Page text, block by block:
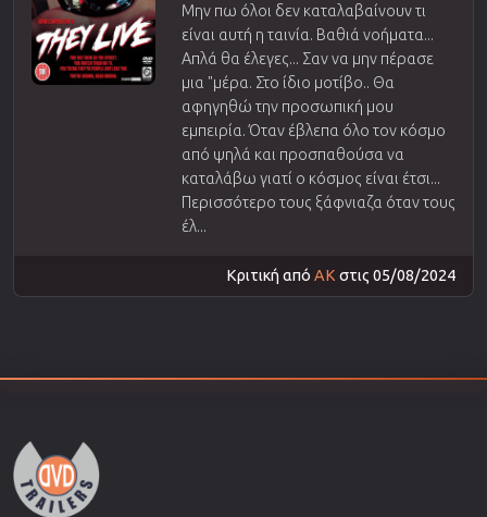
Μην πω όλοι δεν καταλαβαίνουν τι
είναι αυτή η ταινία. Βαθιά νοήματα...
Απλά θα έλεγες... Σαν να μην πέρασε
μια "μέρα. Στο ίδιο μοτίβο.. Θα
αφηγηθώ την προσωπική μου
εμπειρία. Όταν έβλεπα όλο τον κόσμο
από ψηλά και προσπαθούσα να
καταλάβω γιατί ο κόσμος είναι έτσι...
Περισσότερο τους ξάφνιαζα όταν τους
έλ...
Κριτική από AK στις 05/08/2024